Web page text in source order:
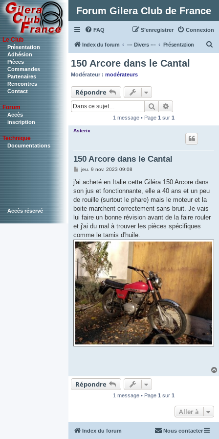
Le Club
Présentation
Adhésion
Pièces
Commandes
Partenaires
Rencontres
Contact
Forum
Accès
inscription
Technique
Documentations
Accès réservé
Forum Gilera Club de France
FAQ Connexion
S’enregistrer
Index du forum --- Divers --- Présentation
h
r
150 Arcore dans le Cantal
Modérateur : modérateurs
Répondre
Rechercher
1 message • Page 1 sur 1
Asterix
150 Arcore dans le Cantal
M
s
a
g
jeu. 9 nov. 2023 09:08
j'ai acheté en Italie cette Giléra 150 Arcore dans
son jus et fonctionnante, elle a 40 ans et un peu
de rouille (surtout le phare) mais le moteur et la
boite marchent correctement sans bruit. Je vais
lui faire un bonne révision avant de la faire rouler
et j'ai du mal à trouver les pièces spécifiques
comme le tamis d'huile.
Répondre
1 message • Page 1 sur 1
Aller à
Index du forum Nous contacter